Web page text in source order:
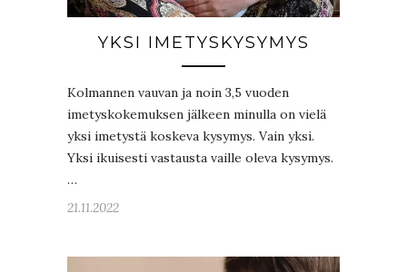
YKSI IMETYSKYSYMYS
Kolmannen vauvan ja noin 3,5 vuoden
imetyskokemuksen jälkeen minulla on vielä
yksi imetystä koskeva kysymys. Vain yksi.
Yksi ikuisesti vastausta vaille oleva kysymys.
…
21.11.2022